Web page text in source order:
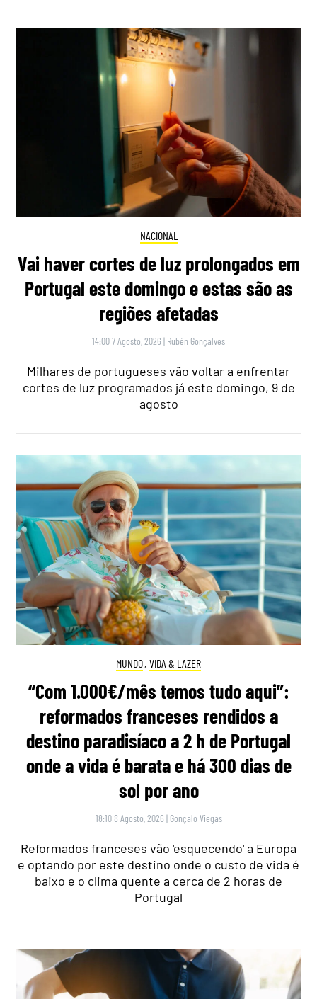
NACIONAL
Vai haver cortes de luz prolongados em
Portugal este domingo e estas são as
regiões afetadas
14:00 7 Agosto, 2026 | Rubén Gonçalves
Milhares de portugueses vão voltar a enfrentar
cortes de luz programados já este domingo, 9 de
agosto
MUNDO, VIDA & LAZER
“Com 1.000€/mês temos tudo aqui”:
reformados franceses rendidos a
destino paradisíaco a 2 h de Portugal
onde a vida é barata e há 300 dias de
sol por ano
18:10 8 Agosto, 2026 | Gonçalo Viegas
Reformados franceses vão 'esquecendo' a Europa
e optando por este destino onde o custo de vida é
baixo e o clima quente a cerca de 2 horas de
Portugal